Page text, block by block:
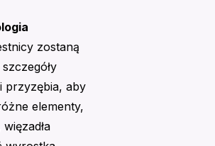
zostaną
przyzębia, aby
elementy,